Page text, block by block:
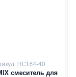
HC164-40
смеситель для